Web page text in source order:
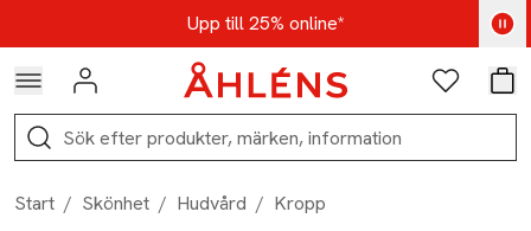
Hoppa till navigationsmenynUpp till 25% online*
Kod: AUG25 - Shoppa nu
Logga in Favoriter
Sök
Start / Skönhet / Hudvård / Kropp